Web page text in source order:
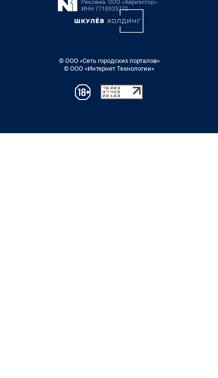
© ООО «Сеть городских порталов»
© ООО «Интернет Технологии»